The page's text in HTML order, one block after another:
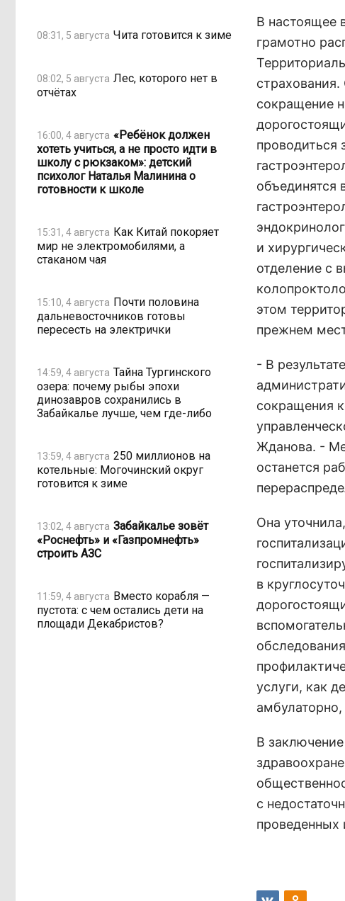
08:31, 5 августа Чита готовится к зиме
08:02, 5 августа Лес, которого нет в
отчётах
16:00, 4 августа «Ребёнок должен
хотеть учиться, а не просто идти в
школу с рюкзаком»: детский
психолог Наталья Малинина о
готовности к школе
15:31, 4 августа Как Китай покоряет
мир не электромобилями, а
стаканом чая
15:10, 4 августа Почти половина
дальневосточников готовы
пересесть на электрички
14:59, 4 августа Тайна Тургинского
озера: почему рыбы эпохи
динозавров сохранились в
Забайкалье лучше, чем где-либо
13:59, 4 августа 250 миллионов на
котельные: Могочинский округ
готовится к зиме
13:02, 4 августа Забайкалье зовёт
«Роснефть» и «Газпромнефть»
строить АЗС
11:59, 4 августа Вместо корабля —
пустота: с чем остались дети на
площади Декабристов?
В настоящее
грамотно
сокращение
проводиться
объединятся
и
отделение с
этом
прежнем
- В
сокращения
Жданова. -
останется
Она
в
услуги, как
В
с